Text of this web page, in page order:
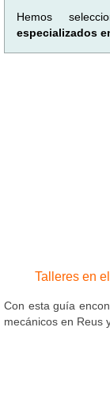
Hemos
especializados
Talleres en
Con esta guía
mecánicos en Reus